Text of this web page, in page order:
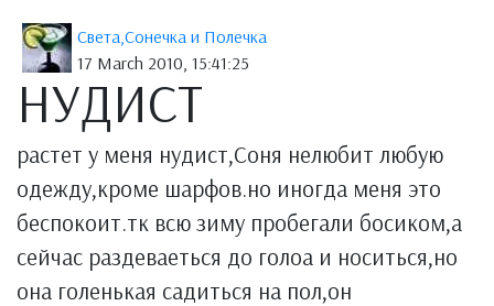
Света,Сонечка и Полечка
17 March 2010, 15:41:25
НУДИСТ
растет у меня нудист,Соня нелюбит любую
одежду,кроме шарфов.но иногда меня это
беспокоит.тк всю зиму пробегали босиком,а
сейчас раздеваеться до голоа и носиться,но
она голенькая садиться на пол,он